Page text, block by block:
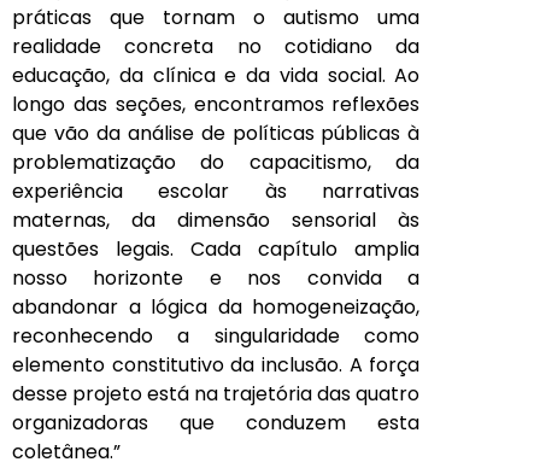
práticas que tornam o autismo uma
realidade concreta no cotidiano da
educação, da clínica e da vida social. Ao
longo das seções, encontramos reflexões
que vão da análise de políticas públicas à
problematização do capacitismo, da
experiência escolar às narrativas
maternas, da dimensão sensorial às
questões legais. Cada capítulo amplia
nosso horizonte e nos convida a
abandonar a lógica da homogeneização,
reconhecendo a singularidade como
elemento constitutivo da inclusão. A força
desse projeto está na trajetória das quatro
organizadoras que conduzem esta
coletânea.”